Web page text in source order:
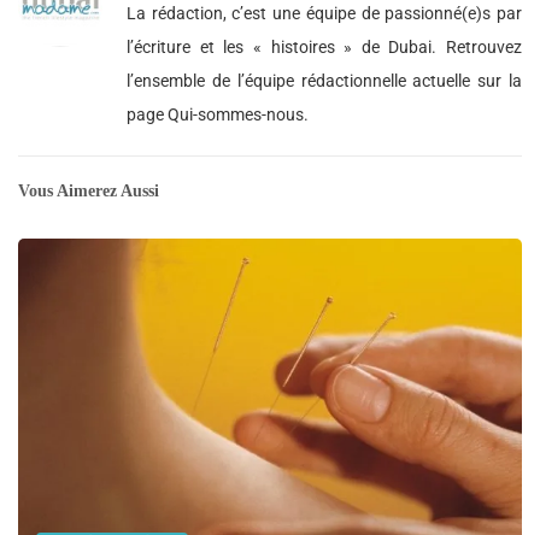
La rédaction, c’est une équipe de passionné(e)s par
l’écriture et les « histoires » de Dubai. Retrouvez
l’ensemble de l’équipe rédactionnelle actuelle sur la
page Qui-sommes-nous.
Vous Aimerez Aussi